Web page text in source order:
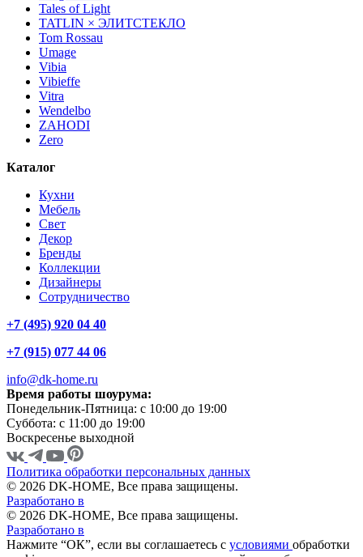
Tales of Light
TATLIN × ЭЛИТСТЕКЛО
Tom Rossau
Umage
Vibia
Vibieffe
Vitra
Wendelbo
ZAHODI
Zero
Каталог
Кухни
Мебель
Свет
Декор
Бренды
Коллекции
Дизайнеры
Сотрудничество
+7 (495) 920 04 40
+7 (915) 077 44 06
info@dk-home.ru
Время работы шоурума:
Понедельник-Пятница: c 10:00 до 19:00
Суббота: c 11:00 до 19:00
Воскресенье выходной
Политика обработки персональных данных
© 2026 DK-HOME, Все права защищены.
Разработано в
© 2026 DK-HOME, Все права защищены.
Разработано в
Нажмите “ОК”, если вы соглашаетесь с условиями обработки